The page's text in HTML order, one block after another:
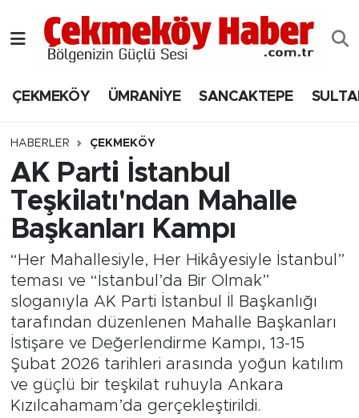
ÇEKMEKÖY ÜMRANİYE SANCAKTEPE
HABERLER ÇEKMEKÖY
AK Parti İstanbul
Teşkilatı'ndan Mahalle
Başkanları Kampı
“Her Mahallesiyle, Her Hikâyesiyle İstanbul”
teması ve “İstanbul’da Bir Olmak”
sloganıyla AK Parti İstanbul İl Başkanlığı
tarafından düzenlenen Mahalle Başkanları
İstişare ve Değerlendirme Kampı, 13-15
Şubat 2026 tarihleri arasında yoğun katılım
ve güçlü bir teşkilat ruhuyla Ankara
Kızılcahamam’da gerçekleştirildi.
Nöbetçi Eczaneler
Hava Durumu
Namaz Vakitleri
Trafik Durumu
Süper Lig Puan Durumu ve Fikstür
Tüm Manşetler
Son Dakika Haberleri
Haber Arşivi